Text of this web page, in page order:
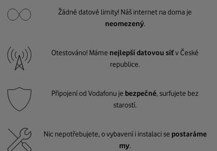
Žádné datové limity! Náš internet na doma je
neomezený.
Otestováno! Máme nejlepší datovou síťv České
republice.
Připojení od Vodafonu je bezpečné, surfujete bez
starostí.
Nic nepotřebujete, o vybavení i instalaci se postaráme
my.